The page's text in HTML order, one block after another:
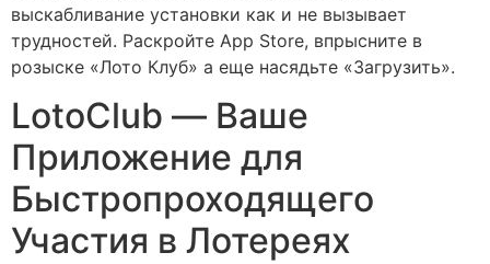
выскабливание установки как и не вызывает
трудностей. Раскройте App Store, впрысните в
розыске «Лото Клуб» а еще насядьте «Загрузить».
LotoClub — Ваше
Приложение для
Быстропроходящего
Участия в Лотереях